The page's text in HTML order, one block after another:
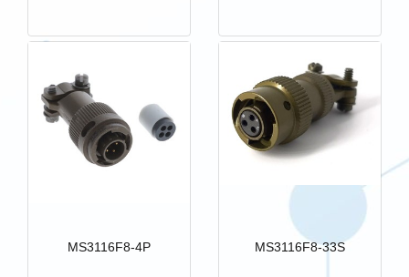
MS3116F8-4P MS3116F8-33S